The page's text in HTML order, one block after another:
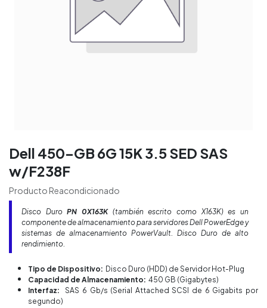
Dell 450-GB 6G 15K 3.5 SED SAS
w/F238F
Producto Reacondicionado
Disco DuroPN 0X163K(también escrito como X163K) es un
componente de almacenamiento para servidores Dell PowerEdge y
sistemas de almacenamiento PowerVault. Disco Duro de alto
rendimiento.
Tipo de Dispositivo: Disco Duro (HDD) de Servidor Hot-Plug
Capacidad de Almacenamiento: 450 GB (Gigabytes)
Interfaz:SAS 6 Gb/s (Serial Attached SCSI de 6 Gigabits por
segundo)